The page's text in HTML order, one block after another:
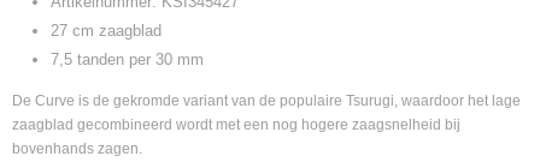
27 cm zaagblad
7,5 tanden per 30 mm
De Curve is de gekromde variant van de populaire Tsurugi, waardoor het lage
zaagblad gecombineerd wordt met een nog hogere zaagsnelheid bij
bovenhands zagen.